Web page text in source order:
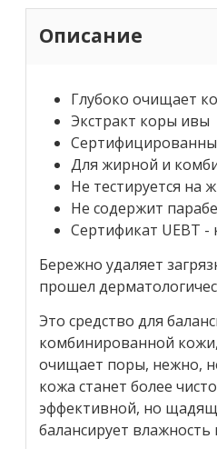
Описание
Глубоко очищает
Экстракт коры ивы
Для жирной и
Не тестируется на
Не содержит
Сертификат UEBT -
Бережно удаляет
прошел
Это средство для
комбинированной
очищает поры, нежно,
кожа станет более
эффективной, но
балансирует влажность